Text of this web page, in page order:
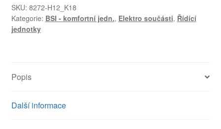
N02
Citroën
Peugeot
SKU: 8272-H12_K18
Kategorie: BSI - komfortní jedn., Elektro součásti, Řídící
jednotky
Popis
Další informace